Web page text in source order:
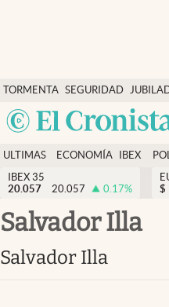
TORMENTA SEGURIDAD
SOCIAL
Economía y finanzas
Política
Actualidad
Criptomonedas
España
ULTIMAS
NOTICIAS
ECONOMÍA
FINANZAS
IBEX
EURO
IBEX 35
20.057
20.057 0.17%
$
Salvador Illa
Salvador Illa